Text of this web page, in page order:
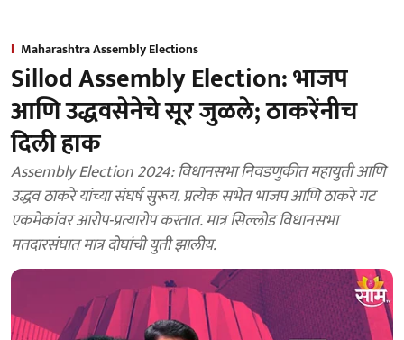
Maharashtra Assembly Elections
Sillod Assembly Election: भाजप
आणि उद्धवसेनेचे सूर जुळले; ठाकरेंनीच
दिली हाक
Assembly Election 2024: विधानसभा निवडणुकीत महायुती आणि
उद्धव ठाकरे यांच्या संघर्ष सुरूय. प्रत्येक सभेत भाजप आणि ठाकरे गट
एकमेकांवर आरोप-प्रत्यारोप करतात. मात्र सिल्लोड विधानसभा
मतदारसंघात मात्र दोघांची युती झालीय.